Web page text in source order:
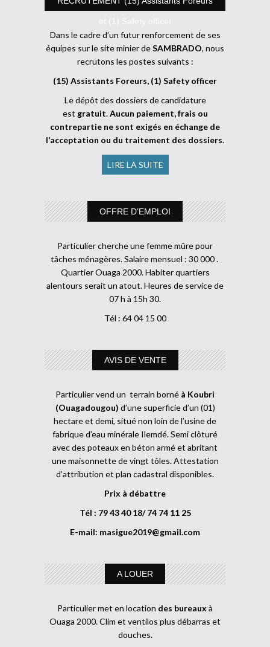
et (1) Safety officer
Dans le cadre d’un futur renforcement de ses
équipes sur le site minier deSAMBRADO, nous
recrutons les postes suivants :
(15) Assistants Foreurs, (1) Safety officer
Le dépôt des dossiers de candidature
est gratuit.Aucun paiement, frais ou
contrepartie ne sont exigés en échange de
l’acceptation ou du traitement des dossiers.
LIRE LA SUITE
OFFRE D’EMPLOI
Particulier cherche une femme mûre pour
tâches ménagères. Salaire mensuel : 30 000 .
Quartier Ouaga 2000. Habiter quartiers
alentours serait un atout. Heures de service de
07 h à 15h 30.
Tél : 64 04 15 00
AVIS DE VENTE
Particulier vend un terrain borné à Koubri
(Ouagadougou) d’une superficie d’un (01)
hectare et demi, situé non loin de l’usine de
fabrique d’eau minérale Ilemdé. Semi clôturé
avec des poteaux en béton armé et abritant
une maisonnette de vingt tôles. Attestation
d’attribution et plan cadastral disponibles.
Prix à débattre
Tél : 79 43 40 18/ 74 74 11 25
E-mail: masigue2019@gmail.com
A LOUER
Particulier met en location des bureaux à
Ouaga 2000. Clim et ventilos plus débarras et
douches.